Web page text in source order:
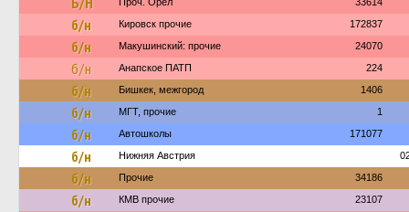
б/н Кировск прочие 172837
б/н Макушинский: прочие 24070
б/н Анапское ПАТП 224
б/н Бишкек, межгород 1406
б/н МГТ, прочие 1
б/н Автошколы 171077
б/н Нижняя Австрия
б/н Прочие 34186
б/н КМВ прочие 23107